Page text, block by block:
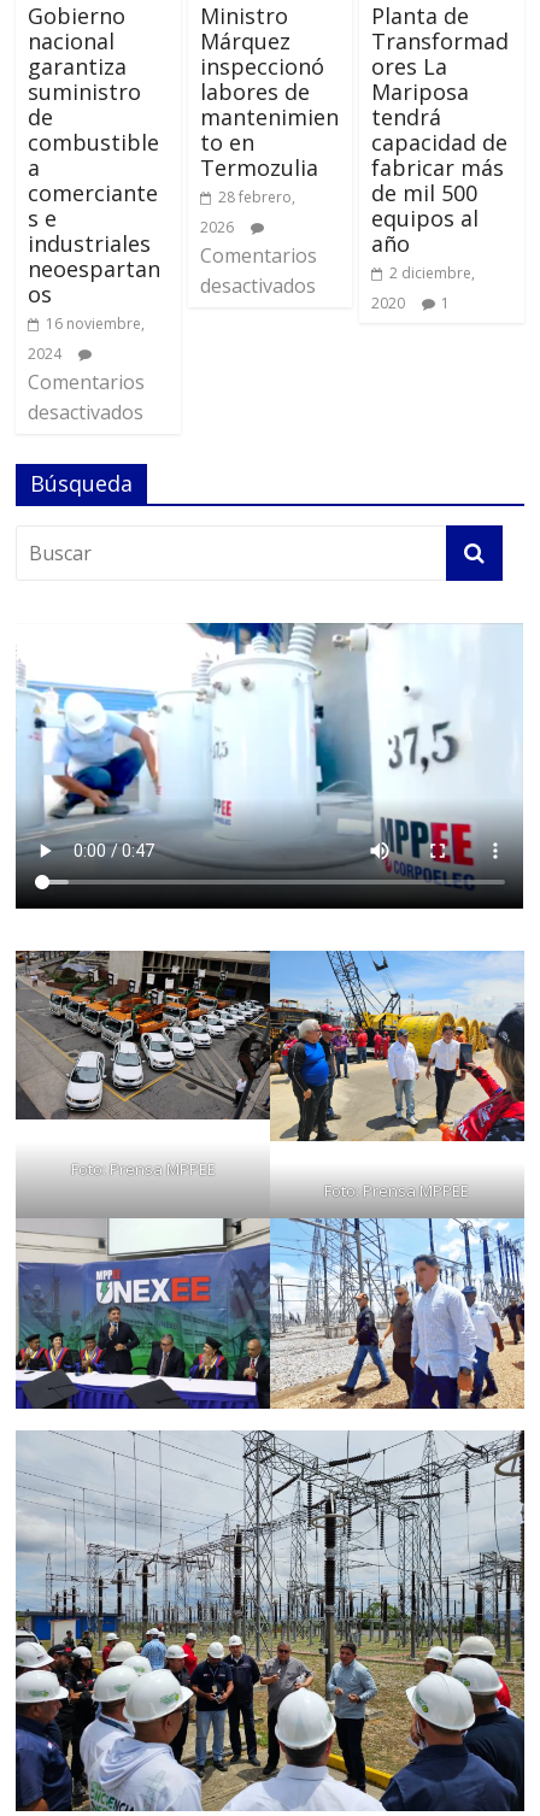
Gobierno
nacional
garantiza
suministro
de
combustible
a
comerciante
s e
industriales
neoespartan
os
16 noviembre,
2024
Comentarios
desactivados
Ministro
Márquez
inspeccionó
labores de
mantenimien
to en
Termozulia
28 febrero,
2026
Comentarios
desactivados
Planta de
Transformad
ores La
Mariposa
tendrá
capacidad de
fabricar más
de mil 500
equipos al
año
2 diciembre,
2020
1
Búsqueda
Foto: Prensa MPPEE
Foto: Prensa MPPEE